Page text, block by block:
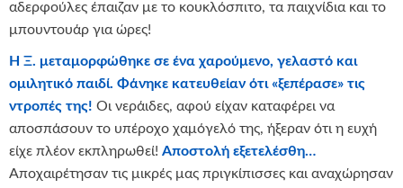
αδερφούλες έπαιζαν με το κουκλόσπιτο, τα παιχνίδια και το
μπουντουάρ για ώρες!
Η Ξ. μεταμορφώθηκε σε ένα χαρούμενο, γελαστό και
ομιλητικό παιδί. Φάνηκε κατευθείαν ότι «ξεπέρασε» τις
ντροπές της! Οι νεράιδες, αφού είχαν καταφέρει να
αποσπάσουν το υπέροχο χαμόγελό της, ήξεραν ότι η ευχή
είχε πλέον εκπληρωθεί! Αποστολή εξετελέσθη…
Αποχαιρέτησαν τις μικρές μας πριγκίπισσες και αναχώρησαν